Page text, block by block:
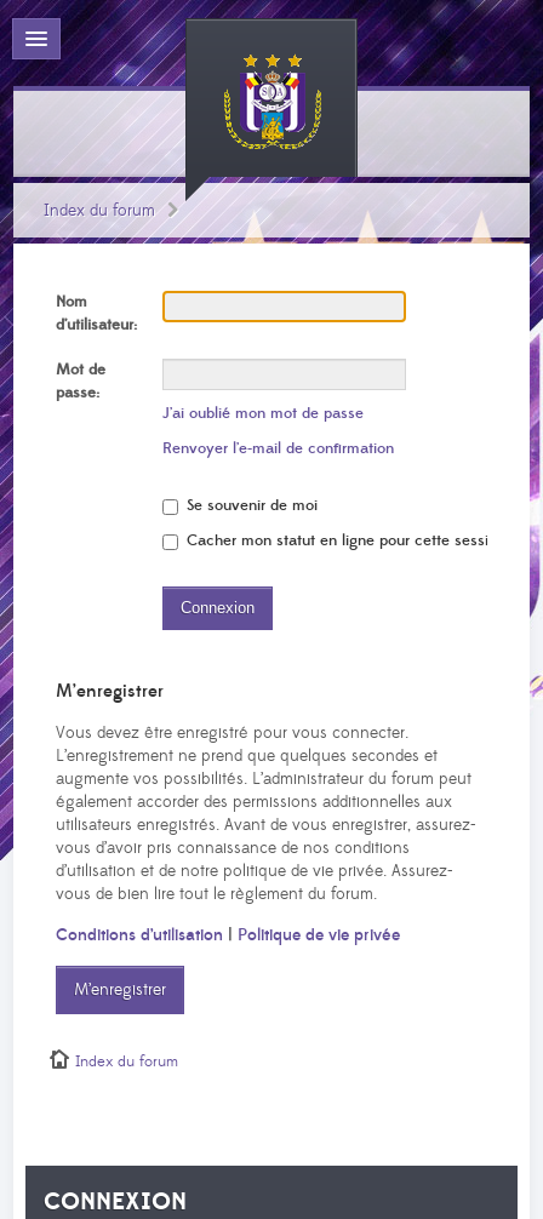
Index du forum
Nom
d’utilisateur:
Mot de
passe:
J’ai oublié mon mot de passe
Renvoyer l’e-mail de confirmation
Se souvenir de moi
Cacher mon statut en ligne pour cette session
M’enregistrer
Vous devez être enregistré pour vous connecter.
L’enregistrement ne prend que quelques secondes et
augmente vos possibilités. L’administrateur du forum peut
également accorder des permissions additionnelles aux
utilisateurs enregistrés. Avant de vous enregistrer, assurez-
vous d’avoir pris connaissance de nos conditions
d’utilisation et de notre politique de vie privée. Assurez-
vous de bien lire tout le règlement du forum.
Conditions d’utilisation | Politique de vie privée
M’enregistrer
Index du forum
CONNEXION